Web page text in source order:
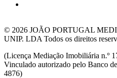
© 2026 JOÃO PORTUGAL
UNIP. LDA Todos os direitos
(Licença Mediação Imobiliária n.º
Vinculado autorizado pelo Banco
4876)